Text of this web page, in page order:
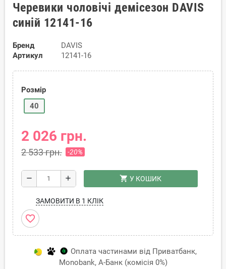
Черевики чоловічі демісезон DAVIS
синій 12141-16
Бренд
DAVIS
Артикул
12141-16
Розмір
40
2 026 грн.
2 533 грн. -20%
remove add shopping_cart У КОШИК
ЗАМОВИТИ В 1 КЛІК
favorite_border
Оплата частинами від Приватбанк,
Monobank, А-Банк (комісія 0%)